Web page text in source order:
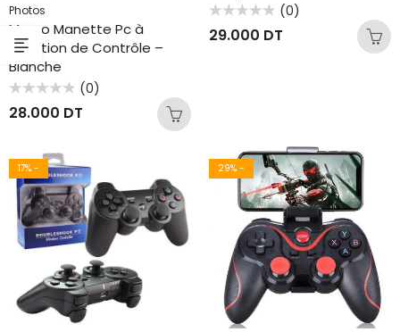
Photos
Macro Manette Pc à
vibration de Contrôle –
Blanche
0
(0)
28.000 DT
0
(0)
29.000 DT
17% - 29% -